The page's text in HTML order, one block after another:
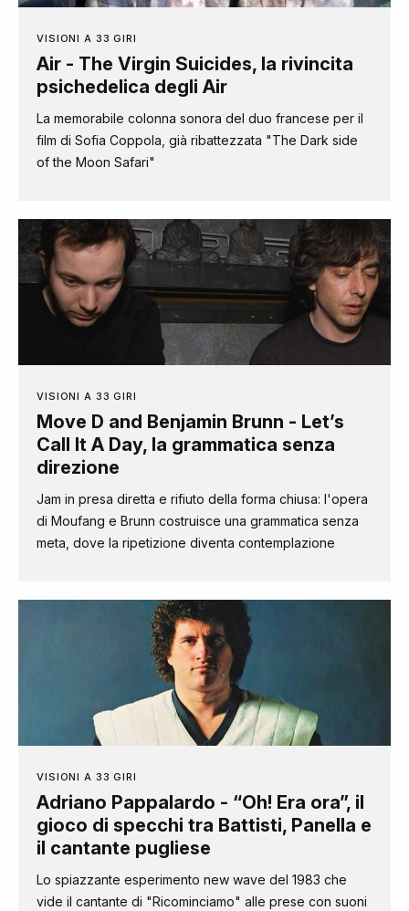
VISIONI A 33 GIRI
Air - The Virgin Suicides, la rivincita
psichedelica degli Air
La memorabile colonna sonora del duo francese per il
film di Sofia Coppola, già ribattezzata "The Dark side
of the Moon Safari"
VISIONI A 33 GIRI
Move D and Benjamin Brunn - Let’s
Call It A Day, la grammatica senza
direzione
Jam in presa diretta e rifiuto della forma chiusa: l'opera
di Moufang e Brunn costruisce una grammatica senza
meta, dove la ripetizione diventa contemplazione
VISIONI A 33 GIRI
Adriano Pappalardo - “Oh! Era ora”, il
gioco di specchi tra Battisti, Panella e
il cantante pugliese
Lo spiazzante esperimento new wave del 1983 che
vide il cantante di "Ricominciamo" alle prese con suoni